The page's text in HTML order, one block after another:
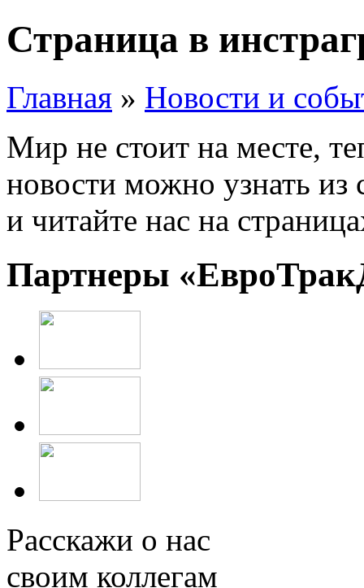
Страница в
Главная » Новости и
Мир не стоит на месте,
новости можно узнать
и читайте нас на
Партнеры
Расскажи о нас
своим коллегам